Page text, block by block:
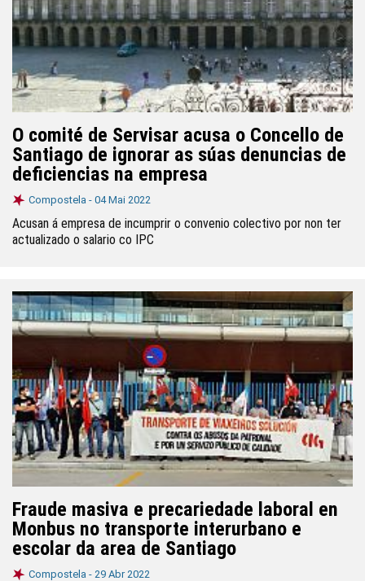
O comité de Servisar acusa o Concello de
Santiago de ignorar as súas denuncias de
deficiencias na empresa
Compostela - 04 Mai 2022
Acusan á empresa de incumprir o convenio colectivo por non ter
actualizado o salario co IPC
Fraude masiva e precariedade laboral en
Monbus no transporte interurbano e
escolar da area de Santiago
Compostela - 29 Abr 2022